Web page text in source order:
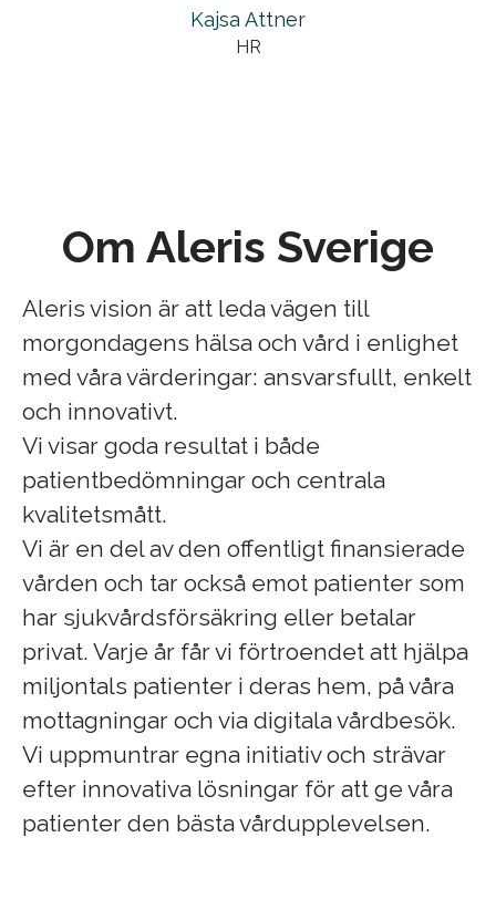
Kajsa Attner
HR
Om Aleris Sverige
Aleris vision är att leda vägen till
morgondagens hälsa och vård i enlighet
med våra värderingar: ansvarsfullt, enkelt
och innovativt.
Vi visar goda resultat i både
patientbedömningar och centrala
kvalitetsmått.
Vi är en del av den offentligt finansierade
vården och tar också emot patienter som
har sjukvårdsförsäkring eller betalar
privat. Varje år får vi förtroendet att hjälpa
miljontals patienter i deras hem, på våra
mottagningar och via digitala vårdbesök.
Vi uppmuntrar egna initiativ och strävar
efter innovativa lösningar för att ge våra
patienter den bästa vårdupplevelsen.